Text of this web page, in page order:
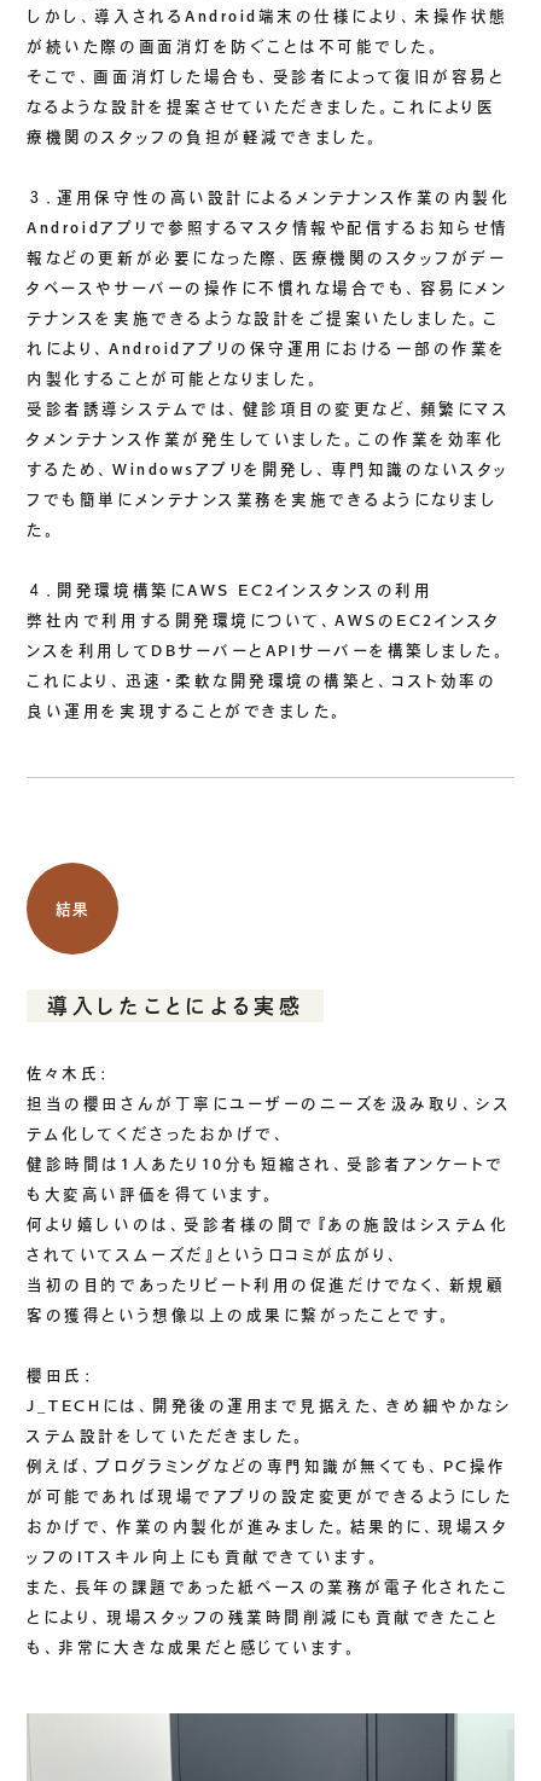
しかし、導入されるAndroid端末の仕様により、未操作状態
が続いた際の画面消灯を防ぐことは不可能でした。
そこで、画面消灯した場合も、受診者によって復旧が容易と
なるような設計を提案させていただきました。これにより医
療機関のスタッフの負担が軽減できました。
３．運用保守性の高い設計によるメンテナンス作業の内製化
Androidアプリで参照するマスタ情報や配信するお知らせ情
報などの更新が必要になった際、医療機関のスタッフがデー
タベースやサーバーの操作に不慣れな場合でも、容易にメン
テナンスを実施できるような設計をご提案いたしました。こ
れにより、Androidアプリの保守運用における一部の作業を
内製化することが可能となりました。
受診者誘導システムでは、健診項目の変更など、頻繁にマス
タメンテナンス作業が発生していました。この作業を効率化
するため、Windowsアプリを開発し、専門知識のないスタッ
フでも簡単にメンテナンス業務を実施できるようになりまし
た。
４．開発環境構築にAWS EC2インスタンスの利用
弊社内で利用する開発環境について、AWSのEC2インスタ
ンスを利用してDBサーバーとAPIサーバーを構築しました。
これにより、迅速・柔軟な開発環境の構築と、コスト効率の
良い運用を実現することができました。
結果
導入したことによる実感
佐々木氏：
担当の櫻田さんが丁寧にユーザーのニーズを汲み取り、シス
テム化してくださったおかげで、
健診時間は1人あたり10分も短縮され、受診者アンケートで
も大変高い評価を得ています。
何より嬉しいのは、受診者様の間で『あの施設はシステム化
されていてスムーズだ』という口コミが広がり、
当初の目的であったリピート利用の促進だけでなく、新規顧
客の獲得という想像以上の成果に繋がったことです。
櫻田氏：
J_TECHには、開発後の運用まで見据えた、きめ細やかなシ
ステム設計をしていただきました。
例えば、プログラミングなどの専門知識が無くても、PC操作
が可能であれば現場でアプリの設定変更ができるようにした
おかげで、作業の内製化が進みました。結果的に、現場スタ
ッフのITスキル向上にも貢献できています。
また、長年の課題であった紙ベースの業務が電子化されたこ
とにより、現場スタッフの残業時間削減にも貢献できたこと
も、非常に大きな成果だと感じています。